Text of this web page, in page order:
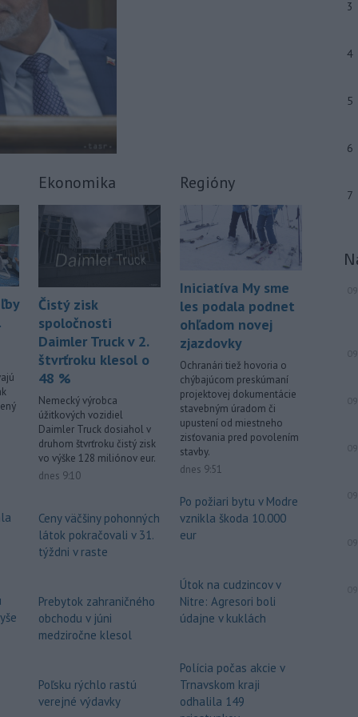
okrese Veľký Krtíš dosiahla teplota
popoludní 42 stupňov Celzia.
- Podpredsedníčka
vykonávajúca funkciu predsedu
maďarského
Národného
zhromaždenia Anikó Hallerová
Nagyová vo štvrtok oznámila, že v
súlade s návrhom poslaneckého klubu
vládnej strany Tisza rozhodne
zákonodarný zbor o novej hlave štátu
- Európska komisia (EK) sa
pripravuje na možné dôsledky
úplnéhozatmenia Slnka na výrobu
elektriny v Európskej únii.
Ekonomika
Čistý zisk
spoločnosti
Daimler Truck v 2.
štvrťroku klesol o
48 %
Nemecký výrobca
úžitkových vozidiel
Daimler Truck dosiahol v
druhom štvrťroku čistý zisk
vo výške 128 miliónov eur.
dnes 9:10
Ceny väčšiny pohonných
látok pokračovali v 31.
týždni v raste
Prebytok zahraničného
obchodu v júni
medziročne klesol
Poľsku rýchlo rastú
verejné výdavky
Regióny
Iniciatíva My sme
les podala podnet
ohľadom novej
zjazdovky
Ochranári tiež hovoria o
chýbajúcom preskúmaní
projektovej dokumentácie
stavebným úradom či
upustení od miestneho
zisťovania pred povolením
stavby.
dnes 9:51
Po požiari bytu v Modre
vznikla škoda 10.000
eur
Útok na cudzincov v
Nitre: Agresori boli
údajne v kuklách
Polícia počas akcie v
Trnavskom kraji
odhalila 149
3
4
5
6
7